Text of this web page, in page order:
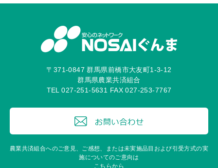
〒371-0847 群馬県前橋市大友町1-3-12
群馬県農業共済組合
TEL 027-251-5631 FAX 027-253-7767
農業共済組合へのご意見、ご感想、または未実施品目および引受方式の実
施についてのご意向は
こちらから